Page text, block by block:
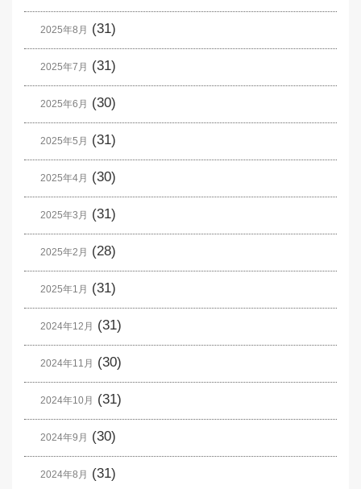
2025年8月 (31)
2025年7月 (31)
2025年6月 (30)
2025年5月 (31)
2025年4月 (30)
2025年3月 (31)
2025年2月 (28)
2025年1月 (31)
2024年12月 (31)
2024年11月 (30)
2024年10月 (31)
2024年9月 (30)
2024年8月 (31)